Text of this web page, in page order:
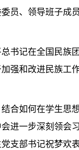
员、领导班子成
书记在全国民
加强和改进民族工
结合如何在学生思
进一步深刻领
支部书记祝梦欢